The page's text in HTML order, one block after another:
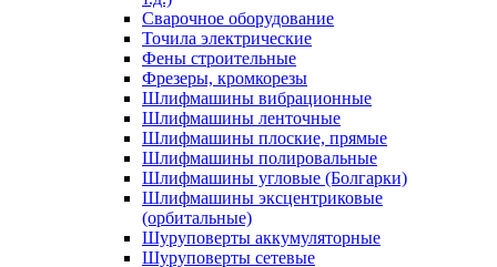
Сварочное оборудование
Точила электрические
Фены строительные
Фрезеры, кромкорезы
Шлифмашины вибрационные
Шлифмашины ленточные
Шлифмашины плоские, прямые
Шлифмашины полировальные
Шлифмашины угловые (Болгарки)
Шлифмашины эксцентриковые
(орбитальные)
Шуруповерты аккумуляторные
Шуруповерты сетевые